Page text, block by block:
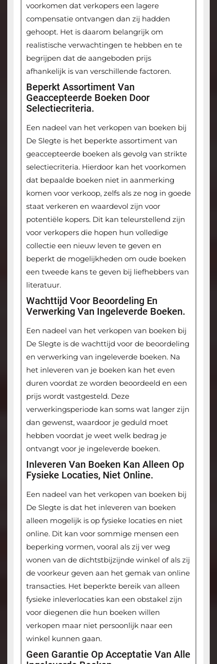
voorkomen dat verkopers een lagere
compensatie ontvangen dan zij hadden
gehoopt. Het is daarom belangrijk om
realistische verwachtingen te hebben en te
begrijpen dat de aangeboden prijs
afhankelijk is van verschillende factoren.
Beperkt Assortiment Van
Geaccepteerde Boeken Door
Selectiecriteria.
Een nadeel van het verkopen van boeken bij
De Slegte is het beperkte assortiment van
geaccepteerde boeken als gevolg van strikte
selectiecriteria. Hierdoor kan het voorkomen
dat bepaalde boeken niet in aanmerking
komen voor verkoop, zelfs als ze nog in goede
staat verkeren en waardevol zijn voor
potentiële kopers. Dit kan teleurstellend zijn
voor verkopers die hopen hun volledige
collectie een nieuw leven te geven en
beperkt de mogelijkheden om oude boeken
een tweede kans te geven bij liefhebbers van
literatuur.
Wachttijd Voor Beoordeling En
Verwerking Van Ingeleverde Boeken.
Een nadeel van het verkopen van boeken bij
De Slegte is de wachttijd voor de beoordeling
en verwerking van ingeleverde boeken. Na
het inleveren van je boeken kan het even
duren voordat ze worden beoordeeld en een
prijs wordt vastgesteld. Deze
verwerkingsperiode kan soms wat langer zijn
dan gewenst, waardoor je geduld moet
hebben voordat je weet welk bedrag je
ontvangt voor je ingeleverde boeken.
Inleveren Van Boeken Kan Alleen Op
Fysieke Locaties, Niet Online.
Een nadeel van het verkopen van boeken bij
De Slegte is dat het inleveren van boeken
alleen mogelijk is op fysieke locaties en niet
online. Dit kan voor sommige mensen een
beperking vormen, vooral als zij ver weg
wonen van de dichtstbijzijnde winkel of als zij
de voorkeur geven aan het gemak van online
transacties. Het beperkte bereik van alleen
fysieke inleverlocaties kan een obstakel zijn
voor diegenen die hun boeken willen
verkopen maar niet persoonlijk naar een
winkel kunnen gaan.
Geen Garantie Op Acceptatie Van Alle